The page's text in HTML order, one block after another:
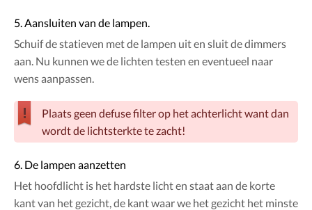
5. Aansluiten van de lampen.
Schuif de statieven met de lampen uit en sluit de dimmers
aan. Nu kunnen we de lichten testen en eventueel naar
wens aanpassen.
Plaats geen defuse filter op het achterlicht want dan
wordt de lichtsterkte te zacht!
6. De lampen aanzetten
Het hoofdlicht is het hardste licht en staat aan de korte
kant van het gezicht, de kant waar we het gezicht het minste